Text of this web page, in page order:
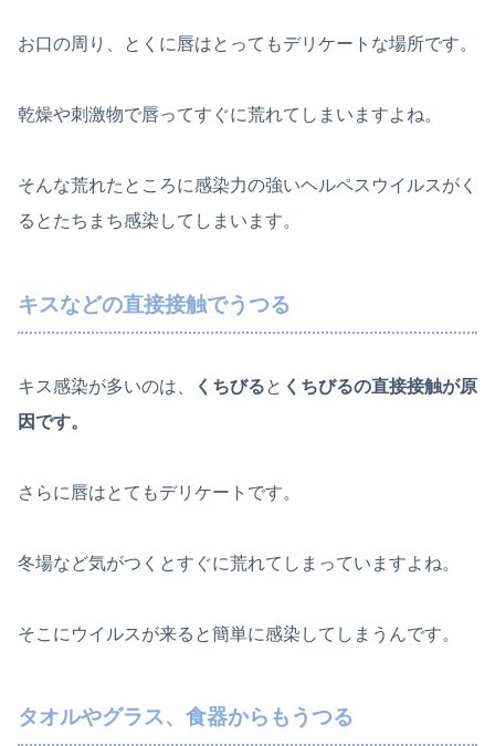
お口の周り、とくに唇はとってもデリケートな場所です。
乾燥や刺激物で唇ってすぐに荒れてしまいますよね。
そんな荒れたところに感染力の強いヘルペスウイルスがく
るとたちまち感染してしまいます。
キスなどの直接接触でうつる
キス感染が多いのは、 くちびると くちびるの直接接触が原
因です。
さらに唇はとてもデリケートです。
冬場など気がつくとすぐに荒れてしまっていますよね。
そこにウイルスが来ると簡単に感染してしまうんです。
タオルやグラス、食器からもうつる